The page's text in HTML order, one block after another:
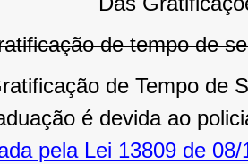
de tempo de
de Tempo de
é devida ao
pela Lei 13809 de 08/